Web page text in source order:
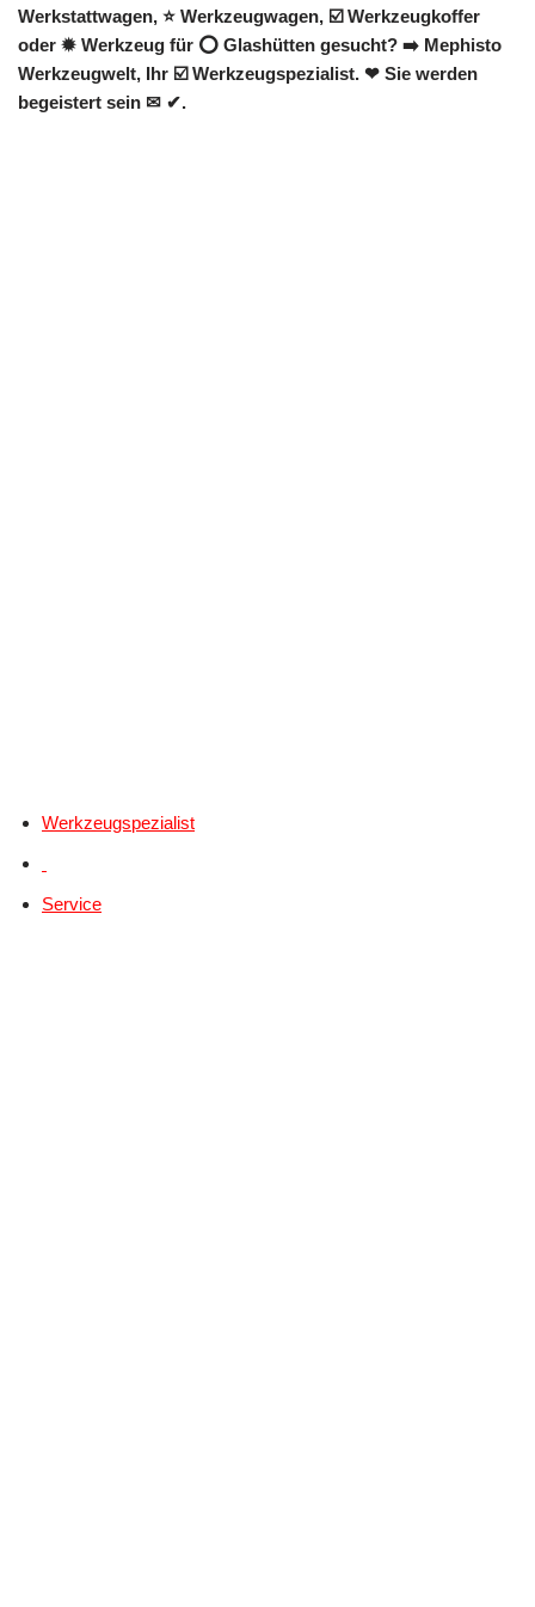
Werkstattwagen, ⭐ Werkzeugwagen, ☑️ Werkzeugkoffer
oder ✹ Werkzeug für ⭕ Glashütten gesucht? ➡️ Mephisto
Werkzeugwelt, Ihr ☑️ Werkzeugspezialist. ❤ Sie werden
begeistert sein ✉ ✔.
Werkzeugspezialist
Service